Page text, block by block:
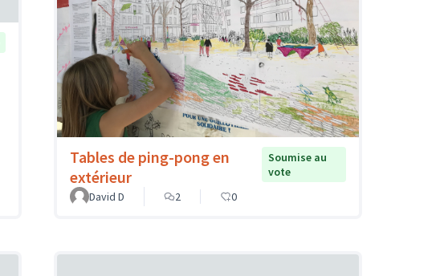
Tables de ping-pong en
extérieur
Soumise au
vote
David D
2 0